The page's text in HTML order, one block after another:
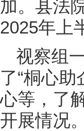
加。县法
2025年上
视察组
了“桐心
心等，了
开展情况。